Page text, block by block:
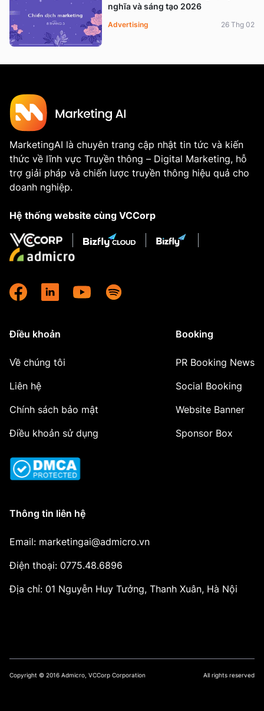
nghĩa và sáng tạo 2026
Advertising 26 Thg 02
MarketingAI là chuyên trang cập nhật tin tức và kiến
thức về lĩnh vực Truyền thông – Digital Marketing, hỗ
trợ giải pháp và chiến lược truyền thông hiệu quả cho
doanh nghiệp.
Hệ thống website cùng VCCorp
Điều khoản
Về chúng tôi
Liên hệ
Chính sách bảo mật
Điều khoản sử dụng
Booking
PR Booking News
Social Booking
Website Banner
Sponsor Box
Thông tin liên hệ
Email: marketingai@admicro.vn
Điện thoại: 0775.48.6896
Địa chỉ: 01 Nguyễn Huy Tưởng, Thanh Xuân, Hà Nội
Copyright © 2016 Admicro, VCCorp Corporation All rights reserved